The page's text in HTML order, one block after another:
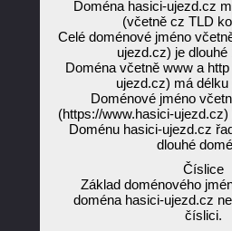
Doména hasici-ujezd.cz
(včetně cz TLD
Celé doménové jméno
ujezd.cz) je dlouhé
Doména včetně www a
ujezd.cz) má délku
Doménové jméno
(https://www.hasici-
Doménu hasici-ujezd.cz
dlouhé
Číslice
Základ doménového
doména hasici-ujezd.cz
číslici.